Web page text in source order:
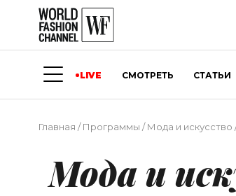
LIVE СМОТРЕТЬ СТАТЬИ
Главная /Программы /Мода и искусство
Мода и